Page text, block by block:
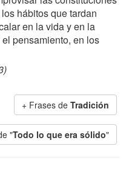
hábitos que tardan
en la vida y en la
pensamiento, en los
+ Frases de Tradición
"Todo lo que era sólido"